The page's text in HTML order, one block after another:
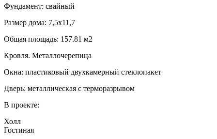
Фундамент: свайный
Размер дома: 7,5х11,7
Общая площадь: 157.81 м2
Кровля. Металлочерепица
Окна: пластиковый двухкамерный стеклопакет
Дверь: металлическая с терморазрывом
В проекте:
Холл
Гостиная